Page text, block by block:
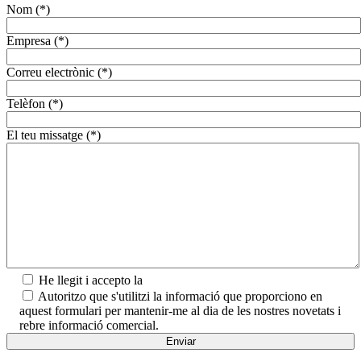
Nom (*)
Empresa (*)
Correu electrònic (*)
Telèfon (*)
El teu missatge (*)
He llegit i accepto la
Autoritzo que s'utilitzi la informació que proporciono en
aquest formulari per mantenir-me al dia de les nostres novetats i
rebre informació comercial.